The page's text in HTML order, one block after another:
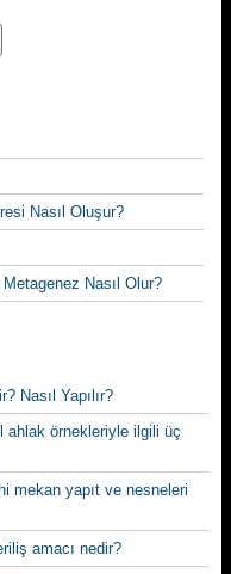
Nasıl Oluşur?
Nasıl Olur?
Nasıl Yapılır?
ahlak örnekleriyle ilgili üç
mekan yapıt ve nesneleri
amacı nedir?